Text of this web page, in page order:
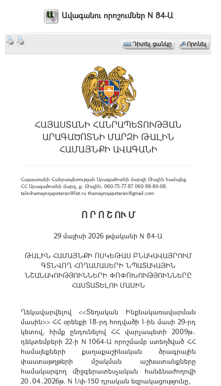
Ավագանու որոշումներ N 84-Ա
ՀԱՅԱՍՏԱՆԻ ՀԱՆՐԱՊԵՏՈՒԹՅԱՆ
ԱՐԱԳԱԾՈՏՆԻ ՄԱՐԶԻ ԹԱԼԻՆ
ՀԱՄԱՅՆՔԻ ԱՎԱԳԱՆԻ
Հայաստանի Հանրապետության Արագածոտնի մարզի Թալին համայնք
ՀՀ Արագածոտնի մարզ, ք. Թալին, 060-75-77-87 060 88-80-08,
talinihamaynqapetaran@list.ru thamaynqapetaran@gmail.com
Ո Ր Ո Շ ՈՒ Մ
29 մայիսի 2026 թվականի N 84-Ա
ԹԱԼԻՆ ՀԱՄԱՅՆՔԻ ՈՍԿԵԹԱՍ ԲՆԱԿԱՎԱՅՐՈՒՄ
ԳՏՆՎՈՂ ՀՈՂԱՄԱՍԵՐԻ ՆՊԱՏԱԿԱՅԻՆ
ՆՇԱՆԱԿՈՒԹՅՈՒՆՆԵՐԻ ՓՈՓՈԽՈՒԹՅՈՒՆՆԵՐԸ
ՀԱՍՏԱՏԵԼՈՒ ՄԱՍԻՆ
Ղեկավարվելով <<Տեղական Ինքնակառավարման
մասին>> ՀՀ օրենքի 18-րդ հոդվածի 1-ին մասի 29-րդ
կետով, հիմք ընդունելով ՀՀ վարչապետի 2009թ․
դեկտեմբերի 22-ի N 1064-Ա որոշմամբ ստեղծված ՀՀ
համայնքների քաղաքաշինական ծրագրային
փաստաթղթերի մշակման աշխատանքները
համակարգող միջգերատեսչական հանձնաժողովի
20․04․2026թ. N 1/փ-150 դրական եզրակացությունը,